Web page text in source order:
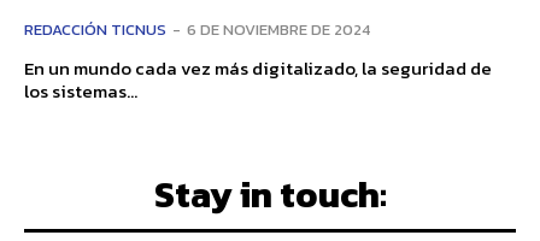
REDACCIÓN TICNUS - 6 DE NOVIEMBRE DE 2024
En un mundo cada vez más digitalizado, la seguridad de
los sistemas...
Stay in touch: